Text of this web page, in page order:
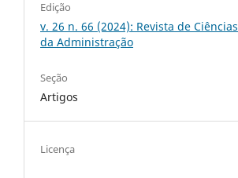
Edição
v. 26 n. 66 (2024): Revista de Ciências
da Administração
Seção
Artigos
Licença